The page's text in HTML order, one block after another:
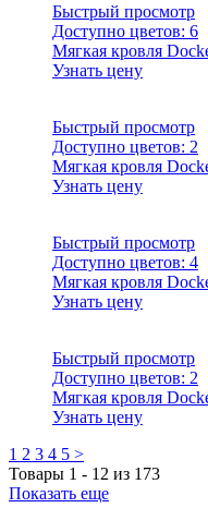
Быстрый просмотр
Доступно цветов: 6
Мягкая кровля
Узнать цену
Быстрый просмотр
Доступно цветов: 2
Мягкая кровля
Узнать цену
Быстрый просмотр
Доступно цветов: 4
Мягкая кровля
Узнать цену
Быстрый просмотр
Доступно цветов: 2
Мягкая кровля
Узнать цену
1 2 3 4 5 >
Товары 1 - 12 из 173
Показать еще